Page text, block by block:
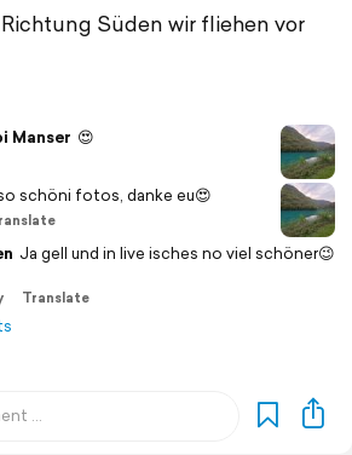
Süden wir fliehen vor
Manser 😍
schöni fotos, danke eu😍
Ja gell und in live isches no viel schöner😉
Translate